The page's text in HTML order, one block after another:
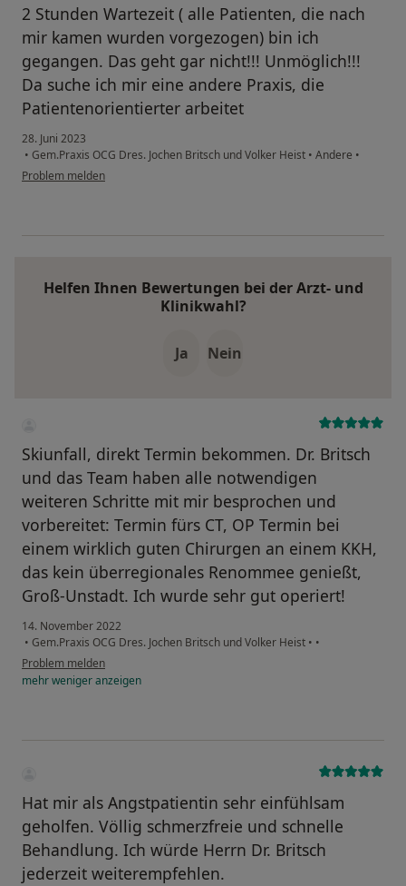
2 Stunden Wartezeit ( alle Patienten, die nach
mir kamen wurden vorgezogen) bin ich
gegangen. Das geht gar nicht!!! Unmöglich!!!
Da suche ich mir eine andere Praxis, die
Patientenorientierter arbeitet
28. Juni 2023
• Gem.Praxis OCG Dres. Jochen Britsch und Volker Heist • Andere •
Problem melden
Helfen Ihnen Bewertungen bei der Arzt- und
Klinikwahl?
Ja Nein
Skiunfall, direkt Termin bekommen. Dr. Britsch
und das Team haben alle notwendigen
weiteren Schritte mit mir besprochen und
vorbereitet: Termin fürs CT, OP Termin bei
einem wirklich guten Chirurgen an einem KKH,
das kein überregionales Renommee genießt,
Groß-Unstadt. Ich wurde sehr gut operiert!
14. November 2022
• Gem.Praxis OCG Dres. Jochen Britsch und Volker Heist • •
Problem melden
mehrwenigeranzeigen
Hat mir als Angstpatientin sehr einfühlsam
geholfen. Völlig schmerzfreie und schnelle
Behandlung. Ich würde Herrn Dr. Britsch
jederzeit weiterempfehlen.